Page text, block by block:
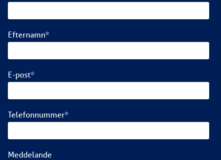
Efternamn*
E-post*
Telefonnummer*
Meddelande